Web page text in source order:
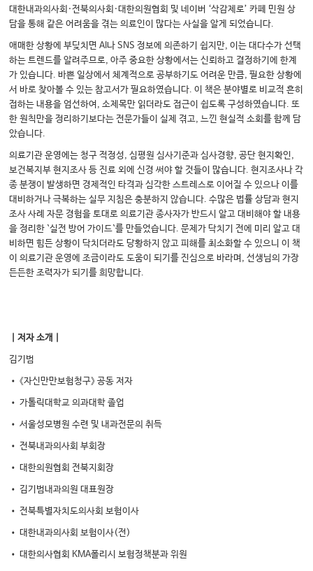
대한내과의사회·전북의사회·대한의원협회 및 네이버 ‘삭감제로’ 카페 민원 상
담을 통해 같은 어려움을 겪는 의료인이 많다는 사실을 알게 되었습니다.
애매한 상황에 부딪치면 AI나 SNS 정보에 의존하기 쉽지만, 이는 대다수가 선택
하는 트렌드를 알려주므로, 아주 중요한 상황에서는 신뢰하고 결정하기에 한계
가 있습니다. 바쁜 일상에서 체계적으로 공부하기도 어려운 만큼, 필요한 상황에
서 바로 찾아볼 수 있는 참고서가 필요하였습니다. 이 책은 분야별로 비교적 흔히
접하는 내용을 엄선하여, 소제목만 읽더라도 접근이 쉽도록 구성하였습니다. 또
한 원칙만을 정리하기보다는 전문가들이 실제 겪고, 느낀 현실적 소회를 함께 담
았습니다.
의료기관 운영에는 청구 적정성, 심평원 심사기준과 심사경향, 공단 현지확인,
보건복지부 현지조사 등 진료 외에 신경 써야 할 것들이 많습니다. 현지조사나 각
종 분쟁이 발생하면 경제적인 타격과 심각한 스트레스로 이어질 수 있으나 이를
대비하거나 극복하는 실무 지침은 충분하지 않습니다. 수많은 법률 상담과 현지
조사 사례 자문 경험을 토대로 의료기관 종사자가 반드시 알고 대비해야 할 내용
을 정리한 `실전 방어 가이드`를 만들었습니다. 문제가 닥치기 전에 미리 알고 대
비하면 힘든 상황이 닥치더라도 당황하지 않고 피해를 최소화할 수 있으니 이 책
이 의료기관 운영에 조금이라도 도움이 되기를 진심으로 바라며, 선생님의 가장
든든한 조력자가 되기를 희망합니다.
｜저자 소개｜
김기범
• 《자신만만보험청구》 공동 저자
• 가톨릭대학교 의과대학 졸업
• 서울성모병원 수련 및 내과전문의 취득
• 전북내과의사회 부회장
• 대한의원협회 전북지회장
• 김기범내과의원 대표원장
• 전북특별자치도의사회 보험이사
• 대한내과의사회 보험이사(전)
• 대한의사협회 KMA폴리시 보험정책분과 위원